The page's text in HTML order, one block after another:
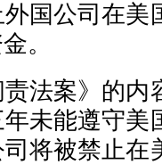
国公司在美
。
法案》的内
未能遵守美
将被禁止在